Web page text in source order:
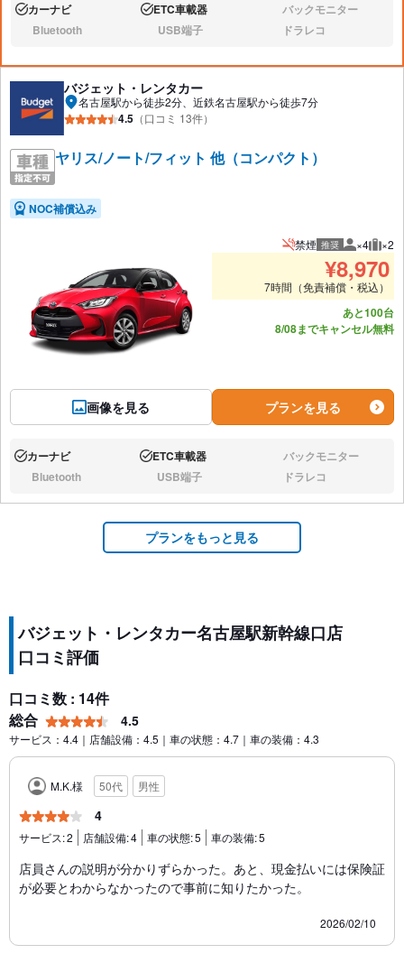
あり:カーナビ あり:ETC車載器 なし:バックモニター
なし:Bluetooth なし:USB端子 なし:ドラレコ
バジェット・レンタカー
名古屋駅から徒歩2分、近鉄名古屋駅から徒歩7分
4.5 （口コミ 13件）
ヤリス/ノート/フィット 他（コンパクト）
NOC補償込み
画像を見る
禁煙 推奨 推奨人数
×4 推
×2
¥8,970
7時間（免責補償・税込）
あと100台
8/08までキャンセル無料
プランを見る
あり:カーナビ あり:ETC車載器 なし:バックモニター
なし:Bluetooth なし:USB端子 なし:ドラレコ
プランをもっと見る
バジェット・レンタカー名古屋駅新幹線口店
口コミ評価
口コミ数 : 14件
総合
4.5
サービス：4.4｜店舗設備：4.5｜車の状態：4.7｜車の装備：4.3
M.K.様 50代 男性
4
サービス:2 店舗設備:4 車の状態:5 車の装備:5
店員さんの説明が分かりずらかった。あと、現金払いには保険証
が必要とわからなかったので事前に知りたかった。
2026/02/10